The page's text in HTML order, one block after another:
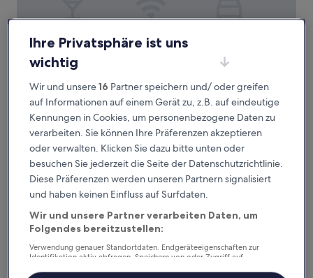
B&B Hotel Alicante Aeropuerto
B&B Hotel Alicante Aeropuerto
3.0-
Sterne-
Unterkunft
Alicante
von
10,
Wunderbar,
(13
Bewertungen)
9,0/10 Wunderbar (13 Bewertungen)
Der
Preis
77 €
inkl. Steuern & Gebühren
6. Sept.–7. Sept.
Hotel Servigroup Montíboli
Ihre Privatsphäre ist uns
wichtig
Wir und unsere16 Partner speichern und/ oder greifen
auf Informationen auf einem Gerät zu, z.B. auf eindeutige
Kennungen in Cookies, um personenbezogene Daten zu
verarbeiten. Sie können Ihre Präferenzen akzeptieren
oder verwalten. Klicken Sie dazu bitte unten oder
besuchen Sie jederzeit die Seite der Datenschutzrichtlinie.
Diese Präferenzen werden unseren Partnern signalisiert
und haben keinen Einfluss auf Surfdaten.
Wir und unsere Partner verarbeiten Daten, um
Folgendes bereitzustellen:
Verwendung genauer Standortdaten. Endgeräteeigenschaften zur
Identifikation aktiv abfragen. Speichern von oder Zugriff auf